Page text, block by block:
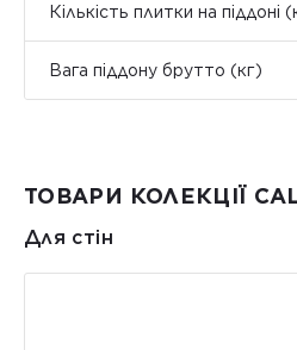
Кількість плитки на піддоні
Вага піддону брутто (кг)
ТОВАРИ КОЛЕКЦІЇ
Для стін